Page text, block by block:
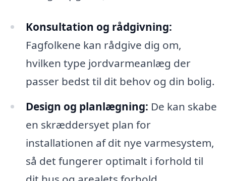
Konsultation og rådgivning:
Fagfolkene kan rådgive dig om,
hvilken type jordvarmeanlæg der
passer bedst til dit behov og din bolig.
Design og planlægning: De kan skabe
en skræddersyet plan for
installationen af dit nye varmesystem,
så det fungerer optimalt i forhold til